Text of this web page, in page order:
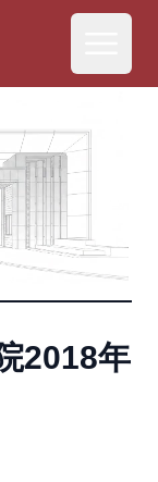
2018年